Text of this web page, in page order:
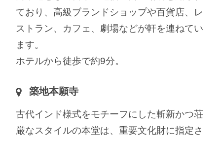
ており、高級ブランドショップや百貨店、レ
ストラン、カフェ、劇場などが軒を連ねてい
ます。
ホテルから徒歩で約9分。
築地本願寺
古代インド様式をモチーフにした斬新かつ荘
厳なスタイルの本堂は、重要文化財に指定さ